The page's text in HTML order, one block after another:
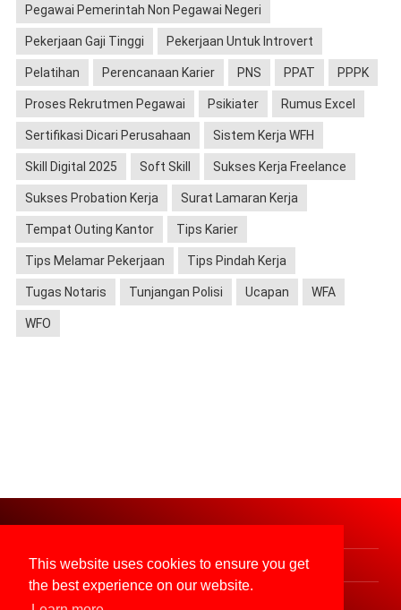
This website uses cookies to ensure you get
the best experience on our website.
Pegawai Pemerintah Non Pegawai Negeri
Pekerjaan Gaji Tinggi Pekerjaan Untuk Introvert
Pelatihan Perencanaan Karier PNS PPAT PPPK
Proses Rekrutmen Pegawai Psikiater Rumus Excel
Sertifikasi Dicari Perusahaan Sistem Kerja WFH
Skill Digital 2025 Soft Skill Sukses Kerja Freelance
Sukses Probation Kerja Surat Lamaran Kerja
Tempat Outing Kantor Tips Karier
Tips Melamar Pekerjaan Tips Pindah Kerja
Tugas Notaris Tunjangan Polisi Ucapan WFA
WFO
Sitemap Disclaimer